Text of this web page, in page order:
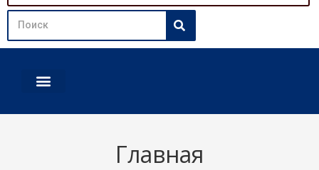
Главная